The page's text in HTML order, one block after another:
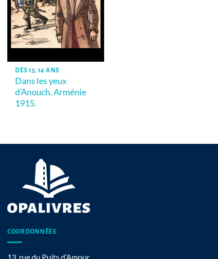
DÈS 13, 14 ANS
Dans les yeux
d’Anouch. Arménie
1915.
COORDONNÉES
13, rue du Puits d’Amour,